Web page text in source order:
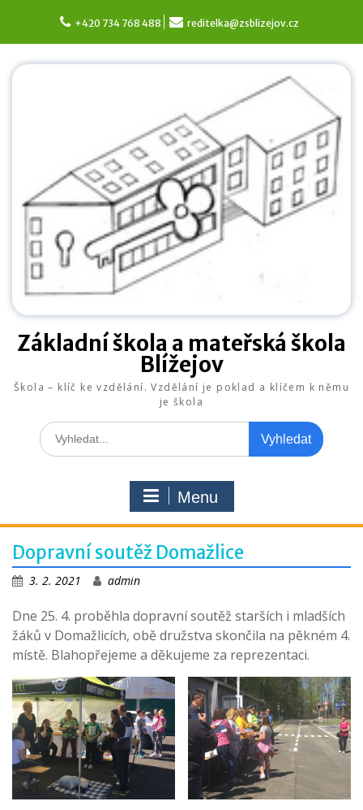
content
+420 734 768 488 reditelka@zsblizejov.cz
Základní škola a mateřská škola
Blížejov
Škola – klíč ke vzdělání. Vzdělání je poklad a klíčem k němu
je škola
Search
for:
Menu
Dopravní soutěž Domažlice
3. 2. 2021 admin
Dne 25. 4. proběhla dopravní soutěž starších i mladších
žáků v Domažlicích, obě družstva skončila na pěkném 4.
místě. Blahopřejeme a děkujeme za reprezentaci.